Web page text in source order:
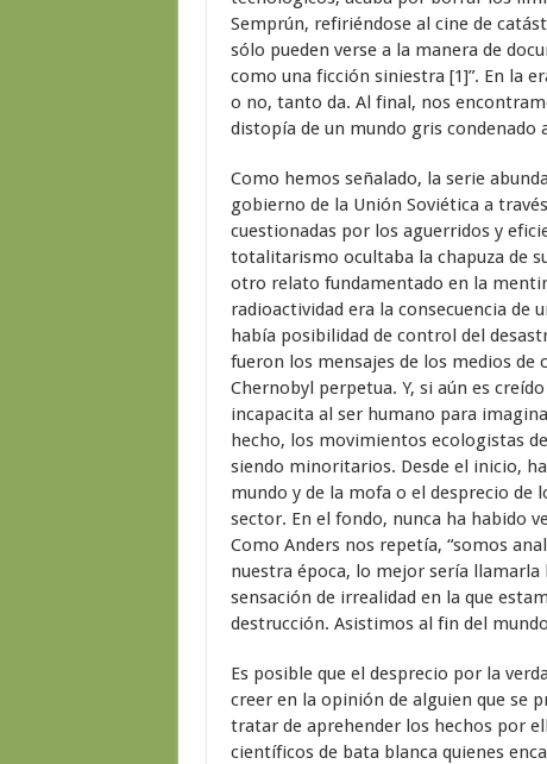
Semprún, refiriéndose al cine de
sólo pueden verse a la manera de
como una ficción siniestra [1]”. En la
o no, tanto da. Al final, nos
distopía de un mundo gris condenado
Como hemos señalado, la serie
gobierno de la Unión Soviética a
cuestionadas por los aguerridos y
totalitarismo ocultaba la chapuza de
otro relato fundamentado en la
radioactividad era la consecuencia de
había posibilidad de control del
fueron los mensajes de los medios de
Chernobyl perpetua. Y, si aún es
incapacita al ser humano para
hecho, los movimientos ecologistas
siendo minoritarios. Desde el inicio,
mundo y de la mofa o el desprecio
sector. En el fondo, nunca ha habido
Como Anders nos repetía, “somos
nuestra época, lo mejor sería llamarla
sensación de irrealidad en la que
destrucción. Asistimos al fin del
Es posible que el desprecio por la
creer en la opinión de alguien que se
tratar de aprehender los hechos por
científicos de bata blanca quienes